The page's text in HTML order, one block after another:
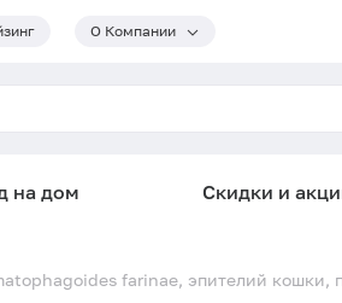
О Компании
на дом Скидки и
farinae, эпителий